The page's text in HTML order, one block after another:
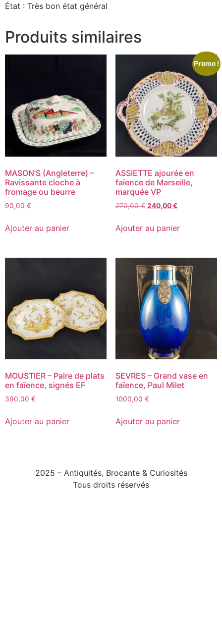
État : Très bon état général
Produits similaires
MASON’S (Angleterre) –
Ravissante cloche à
fromage ou beurre
90,00 €
Ajouter au panier
Promo !
ASSIETTE ajourée en
faïence de Marseille,
marquée VP
270,00€ 240,00€
Ajouter au panier
MOUSTIER – Paire de plats
en faïence, signés EF
390,00 €
Ajouter au panier
SEVRES – Grand vase en
faïence, Paul Milet
1000,00 €
Ajouter au panier
2025 – Antiquités, Brocante & Curiosités
Tous droits réservés